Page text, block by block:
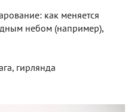
как меняется
небом (например),
гирлянда